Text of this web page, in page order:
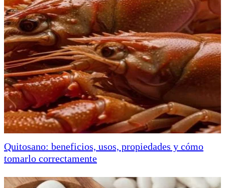
Quitosano: beneficios, usos, propiedades y cómo
tomarlo correctamente